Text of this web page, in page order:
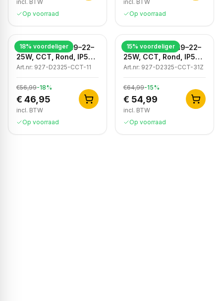
incl. BTW
Op voorraad
incl. BTW
Op voorraad
18% voordeliger
LED Downlight, 19–22–
25W, CCT, Rond, IP54,
Dimbaar, Wit
Art.nr: 927-D2325-CCT-11
€56,99-18%
€ 46,95
incl. BTW
Op voorraad
15% voordeliger
LED Downlight, 19–22–
25W, CCT, Rond, IP54,
Dimbaar, Zwart
Art.nr: 927-D2325-CCT-31Z
€64,99-15%
€ 54,99
incl. BTW
Op voorraad